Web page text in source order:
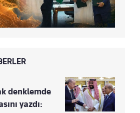
denklemde
yazdı: